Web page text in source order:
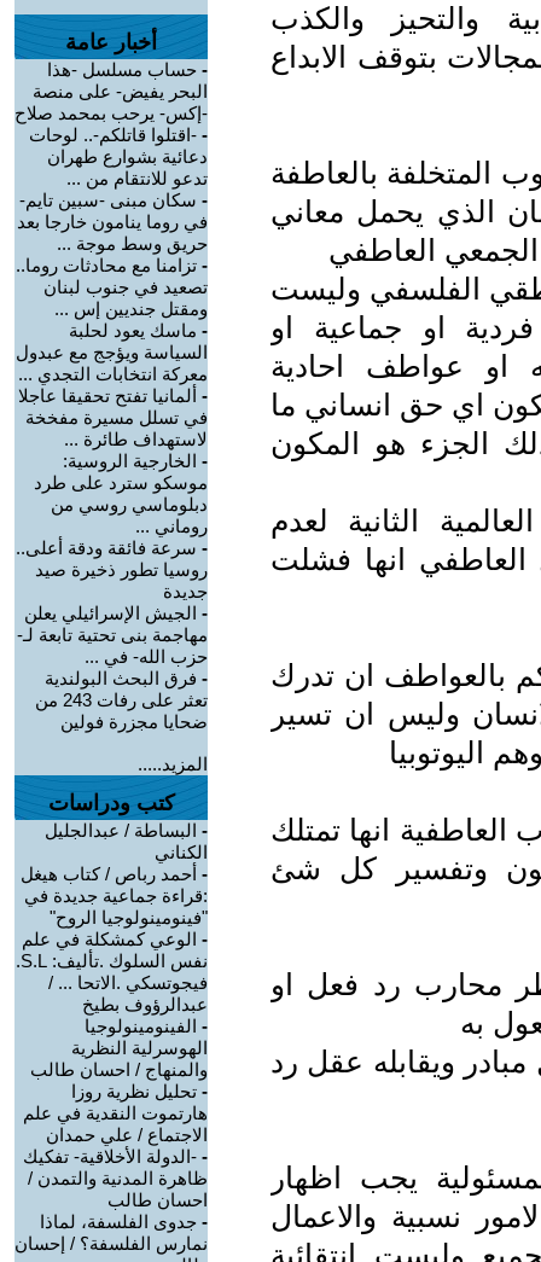
والتحيز والكذب
بتوقف الابداع
المتخلفة بالعاطفة
الذي يحمل معاني
الجمعي العاطفي
الفلسفي وليست
او جماعية او
او عواطف احادية
اي حق انساني ما
الجزء هو المكون
الثانية لعدم
العاطفي انها فشلت
بالعواطف ان تدرك
وليس ان تسير
اليوتوبيا
انها تمتلك
وتفسير كل شئ
محارب رد فعل او
به
ويقابله عقل رد
يجب اظهار
نسبية والاعمال
وليست انتقائية
أخبار عامة
- حساب مسلسل -هذا
البحر يفيض- على منصة
-إكس- يرحب بمحمد صلاح
- -اقتلوا قاتلكم-.. لوحات
دعائية بشوارع طهران
تدعو للانتقام من ...
- سكان مبنى -سبين تايم-
في روما ينامون خارجا بعد
حريق وسط موجة ...
- تزامنا مع محادثات روما..
تصعيد في جنوب لبنان
ومقتل جنديين إس ...
- ماسك يعود لحلبة
السياسة ويؤجج مع عبدول
معركة انتخابات التجدي ...
- ألمانيا تفتح تحقيقا عاجلا
في تسلل مسيرة مفخخة
لاستهداف طائرة ...
- الخارجية الروسية:
موسكو سترد على طرد
دبلوماسي روسي من
روماني ...
- سرعة فائقة ودقة أعلى..
روسيا تطور ذخيرة صيد
جديدة
- الجيش الإسرائيلي يعلن
مهاجمة بنى تحتية تابعة لـ-
حزب الله- في ...
- فرق البحث البولندية
تعثر على رفات 243 من
ضحايا مجزرة فولين
المزيد.....
كتب ودراسات
- البساطة / عبدالجليل
الكناني
- أحمد رباص / كتاب هيغل
:قراءة جماعية جديدة في
"فينومينولوجيا الروح"
- الوعي كمشكلة في علم
نفس السلوك .تأليف: S.L.
فيجوتسكي .الاتحا ... /
عبدالرؤوف بطيخ
- الفينومينولوجيا
الهوسرلية النظرية
والمنهاج / احسان طالب
- تحليل نظرية روزا
هارتموت النقدية في علم
الاجتماع / علي حمدان
- -الدولة الأخلاقية- تفكيك
ظاهرة المدنية والتمدن /
احسان طالب
- جدوى الفلسفة، لماذا
نمارس الفلسفة؟ / إحسان